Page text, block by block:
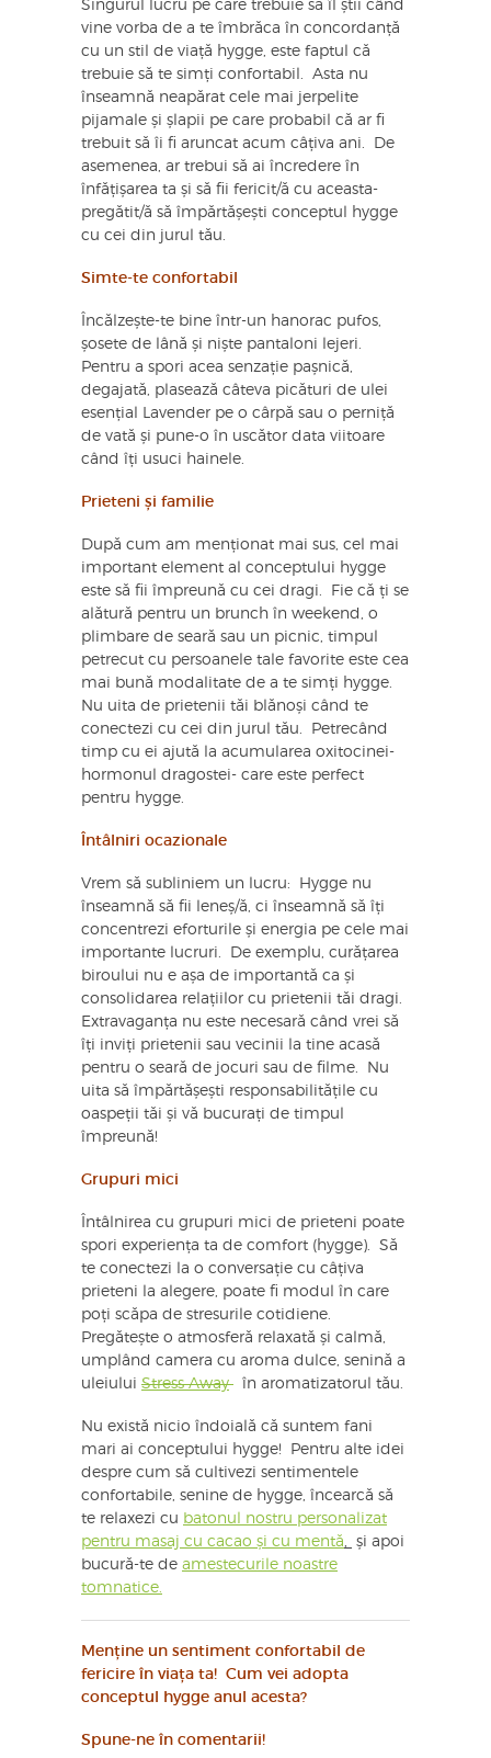
Singurul lucru pe care trebuie să îl știi când
vine vorba de a te îmbrăca în concordanță
cu un stil de viață hygge, este faptul că
trebuie să te simți confortabil. Asta nu
înseamnă neapărat cele mai jerpelite
pijamale și șlapii pe care probabil că ar fi
trebuit să îi fi aruncat acum câțiva ani. De
asemenea, ar trebui să ai încredere în
înfățișarea ta și să fii fericit/ă cu aceasta-
pregătit/ă să împărtășești conceptul hygge
cu cei din jurul tău.
Simte-te confortabil
Încălzește-te bine într-un hanorac pufos,
șosete de lână și niște pantaloni lejeri.
Pentru a spori acea senzație pașnică,
degajată, plasează câteva picături de ulei
esențial Lavender pe o cârpă sau o perniță
de vată și pune-o în uscător data viitoare
când îți usuci hainele.
Prieteni și familie
După cum am menționat mai sus, cel mai
important element al conceptului hygge
este să fii împreună cu cei dragi. Fie că ți se
alătură pentru un brunch în weekend, o
plimbare de seară sau un picnic, timpul
petrecut cu persoanele tale favorite este cea
mai bună modalitate de a te simți hygge.
Nu uita de prietenii tăi blănoși când te
conectezi cu cei din jurul tău. Petrecând
timp cu ei ajută la acumularea oxitocinei-
hormonul dragostei- care este perfect
pentru hygge.
Întâlniri ocazionale
Vrem să subliniem un lucru: Hygge nu
înseamnă să fii leneș/ă, ci înseamnă să îți
concentrezi eforturile și energia pe cele mai
importante lucruri. De exemplu, curățarea
biroului nu e așa de importantă ca și
consolidarea relațiilor cu prietenii tăi dragi.
Extravaganța nu este necesară când vrei să
îți inviți prietenii sau vecinii la tine acasă
pentru o seară de jocuri sau de filme. Nu
uita să împărtășești responsabilitățile cu
oaspeții tăi și vă bucurați de timpul
împreună!
Grupuri mici
Întâlnirea cu grupuri mici de prieteni poate
spori experiența ta de comfort (hygge). Să
te conectezi la o conversație cu câțiva
prieteni la alegere, poate fi modul în care
poți scăpa de stresurile cotidiene.
Pregătește o atmosferă relaxată și calmă,
umplând camera cu aroma dulce, senină a
uleiului Stress Away în aromatizatorul tău.
Nu există nicio îndoială că suntem fani
mari ai conceptului hygge! Pentru alte idei
despre cum să cultivezi sentimentele
confortabile, senine de hygge, încearcă să
te relaxezi cu batonul nostru personalizat
pentru masaj cu cacao și cu mentă
și apoi
bucură-te de amestecurile noastre
tomnatice.
Menține un sentiment confortabil de
fericire în viața ta! Cum vei adopta
conceptul hygge anul acesta?
Spune-ne în comentarii!